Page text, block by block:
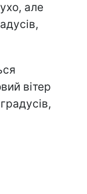
але
вітер